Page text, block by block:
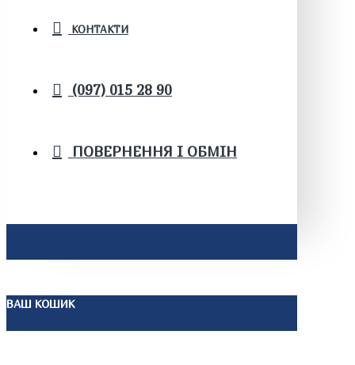
КОНТАКТИ
(097) 015 28 90
ПОВЕРНЕННЯ І ОБМІН
ВАШ КОШИК